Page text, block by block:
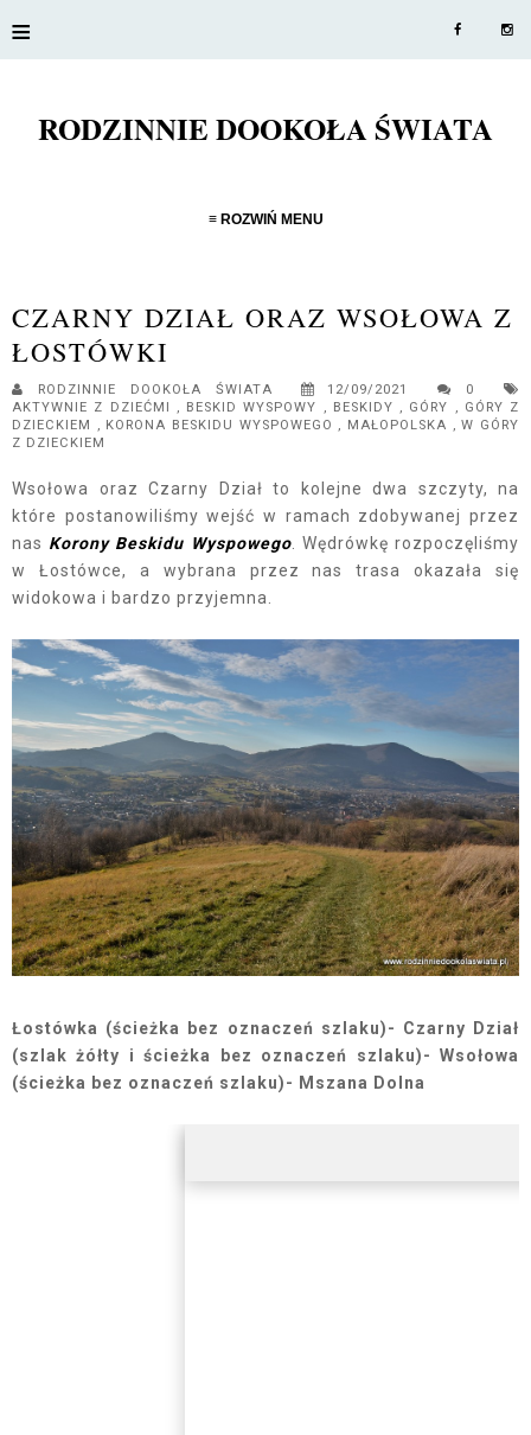
≡
RODZINNIE DOOKOŁA ŚWIATA
≡ ROZWIŃ MENU
CZARNY DZIAŁ ORAZ WSOŁOWA Z
ŁOSTÓWKI
RODZINNIE DOOKOŁA ŚWIATA 12/09/2021
0
AKTYWNIE Z DZIEĆMI , BESKID WYSPOWY , BESKIDY , GÓRY , GÓRY Z
DZIECKIEM
, KORONA BESKIDU WYSPOWEGO , MAŁOPOLSKA ,W GÓRY
Z DZIECKIEM
Wsołowa oraz Czarny Dział to kolejne dwa szczyty, na
które postanowiliśmy wejść w ramach zdobywanej przez
nas Korony Beskidu Wyspowego. Wędrówkę rozpoczęliśmy
w Łostówce, a wybrana przez nas trasa okazała się
widokowa i bardzo przyjemna.
Łostówka (ścieżka bez oznaczeń szlaku)- Czarny Dział
(szlak żółty i ścieżka bez oznaczeń szlaku)- Wsołowa
(ścieżka bez oznaczeń szlaku)- Mszana Dolna